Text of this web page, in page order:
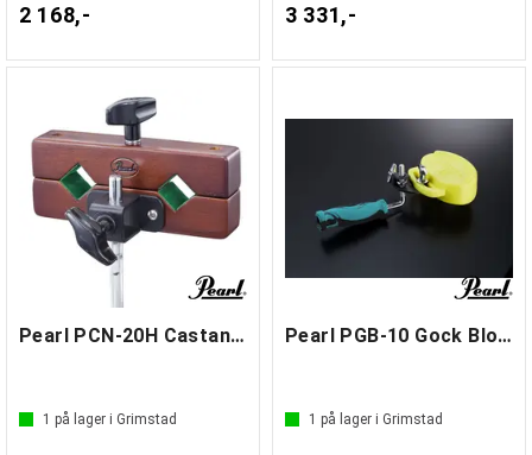
2 168,- 3 331,-
Pearl PCN-20H Castanets Holder
1 på lager i Grimstad
Pearl PGB-10 Gock Block Holder
1 på lager i Grimstad